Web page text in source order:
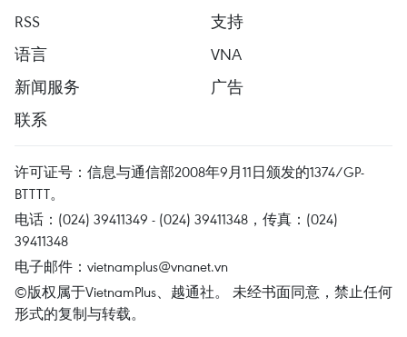
RSS
支持
语言
VNA
新闻服务
广告
联系
许可证号：信息与通信部2008年9月11日颁发的1374/GP-
BTTTT。
电话：(024) 39411349 - (024) 39411348，传真：(024)
39411348
电子邮件： vietnamplus@vnanet.vn
©版权属于VietnamPlus、越通社。 未经书面同意，禁止任何
形式的复制与转载。